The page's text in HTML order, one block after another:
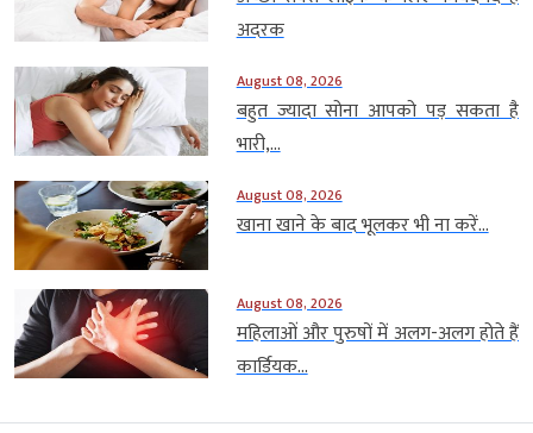
अदरक
August 08, 2026
बहुत ज्यादा सोना आपको पड़ सकता है
भारी,...
August 08, 2026
खाना खाने के बाद भूलकर भी ना करें...
August 08, 2026
महिलाओं और पुरुषों में अलग-अलग होते हैं
कार्डियक...